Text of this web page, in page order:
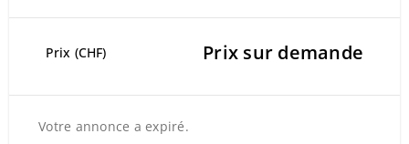
Prix (CHF) Prix sur demande
Votre annonce a expiré.